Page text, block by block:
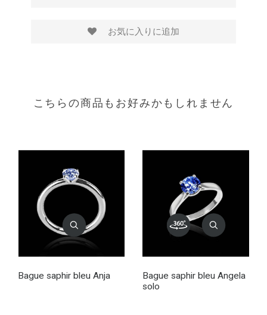
お気に入りに追加
こちらの商品もお好みかもしれません
Bague saphir bleu Anja
Bague saphir bleu Angela
solo